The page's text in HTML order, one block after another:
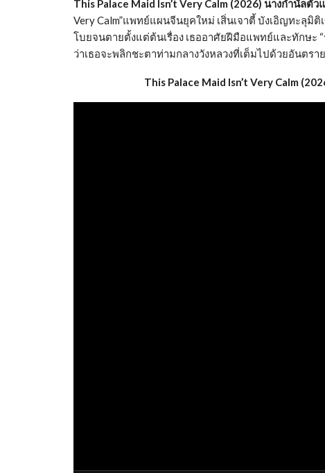
This Palace Maid Isn’t Very Calm (2026) นางกำนัลตั
Very Calm”แพทย์แผนจีนยุคใหม่ เสิ่นเจาตี้ บังเอิญทะลุมิ
โบยจนตายตั้งแต่ต้นเรื่อง เธออาศัยฝีมือแพทย์และทักษะ
ว่าเธอจะพลิกชะตาท่ามกลางวังหลวงที่เต็มไปด้วยอันตร
This Palace Maid Isn’t Very Calm